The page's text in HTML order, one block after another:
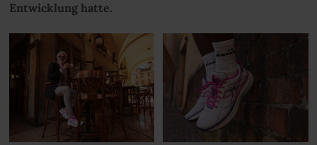
Entwicklung hatte.